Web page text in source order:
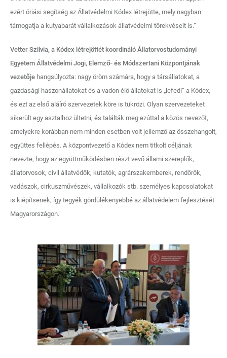
ezért óriási segítség az Állatvédelmi Kódex létrejötte, mely nagyban
támogatja a kutyabarát vállalkozások állatvédelmi törekvéseit is.”
Vetter Szilvia, a Kódex létrejöttét koordináló Állatorvostudományi
Egyetem Állatvédelmi Jogi, Elemző- és Módszertani Központjának
vezetője hangsúlyozta: nagy öröm számára, hogy a társállatokat, a
gazdasági haszonállatokat és a vadon élő állatokat is „lefedi” a Kódex,
és ezt az első aláíró szervezetek köre is tükrözi. Olyan szervezeteket
sikerült egy asztalhoz ültetni, és találták meg ezúttal a közös nevezőt,
amelyekre korábban nem minden esetben volt jellemző az összehangolt,
együttes fellépés. A központvezető a Kódex nem titkolt céljának
nevezte, hogy az együttműködésben részt vevő állami szereplők,
állatorvosok, civil állatvédők, kutatók, agrárszakemberek, rendőrök,
vadászok, cirkuszművészek, vállalkozók stb. személyes kapcsolatokat
is kiépítsenek, így tegyék gördülékenyebbé az állatvédelem fejlesztését
Magyarországon.